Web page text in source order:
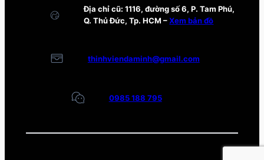
Địa chỉ cũ: 1116, đường số 6, P. Tam Phú,
Q. Thủ Đức, Tp. HCM –Xem bản đồ
thinhviendaminh@gmail.com
0985 188 795